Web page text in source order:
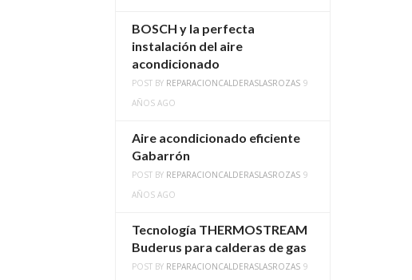
BOSCH y la perfecta
instalación del aire
acondicionado
POST BY REPARACIONCALDERASLASROZAS 9
AÑOS AGO
Aire acondicionado eficiente
Gabarrón
POST BY REPARACIONCALDERASLASROZAS 9
AÑOS AGO
Tecnología THERMOSTREAM
Buderus para calderas de gas
POST BY REPARACIONCALDERASLASROZAS 9